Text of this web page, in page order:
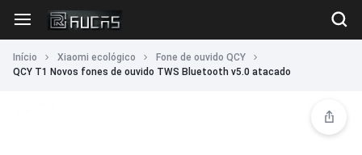
Início Xiaomi ecológico
Fone de ouvido QCY
QCY T1 Novos fones de ouvido TWS Bluetooth v5.0 atacado